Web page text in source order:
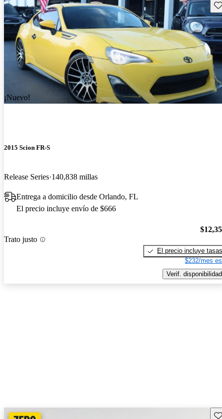
¡Nuevo!
2015 Scion FR-S
Release Series 140,838 millas
Entrega a domicilio desde Orlando, FL
El precio incluye envío de $666
Trato justo
El precio incluye tasas
$232/mes
Verif. disponibilidad